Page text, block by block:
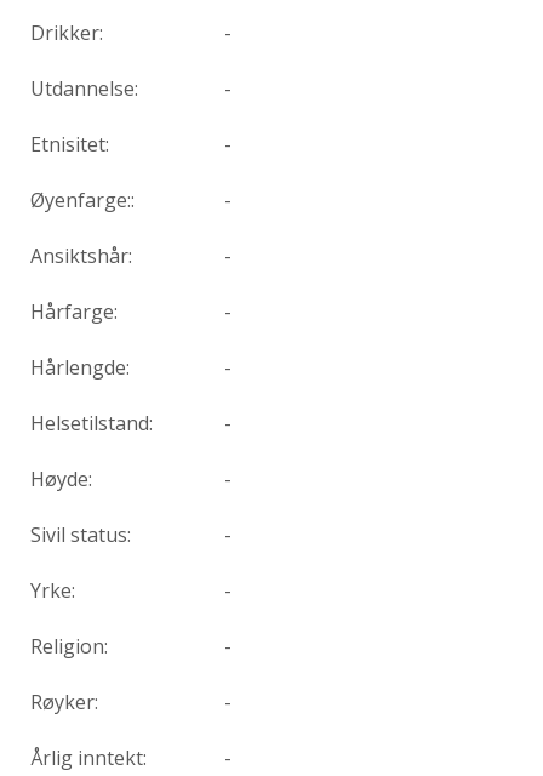
Drikker: -
Utdannelse: -
Etnisitet: -
Øyenfarge:: -
Ansiktshår: -
Hårfarge: -
Hårlengde: -
Helsetilstand: -
Høyde: -
Sivil status: -
Yrke: -
Religion: -
Røyker: -
Årlig inntekt: -